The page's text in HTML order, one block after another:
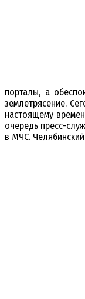
порталы, а
землетрясение.
настоящему
очередь пресс-
в МЧС.